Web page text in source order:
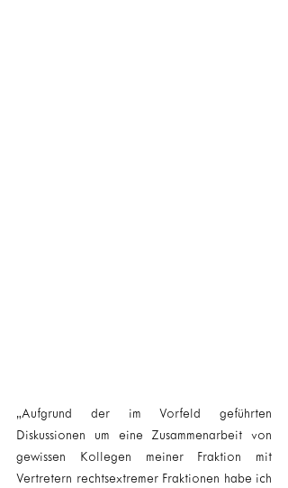
„Aufgrund der im Vorfeld geführten
Diskussionen um eine Zusammenarbeit von
gewissen Kollegen meiner Fraktion mit
Vertretern rechtsextremer Fraktionen habe ich